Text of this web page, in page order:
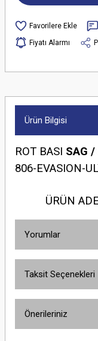
Fiyatı Alarmı
Ürün Bilgisi
ROT BASI SAG /
806-EVASION-
ÜRÜN
Yorumlar
Taksit Seçenekleri
Önerileriniz